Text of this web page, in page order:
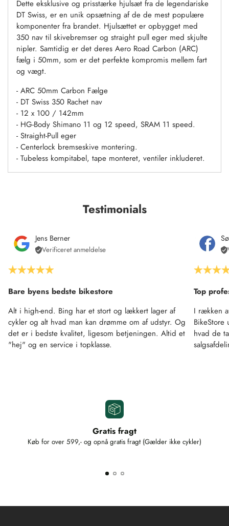
Dette eksklusive og prisstærke hjulsæt fra de legendariske
DT Swiss, er en unik opsætning af de de mest populære
komponenter fra brandet. Hjulsættet er opbygget med
350 nav til skivebremser og straight pull eger med skjulte
nipler. Samtidig er det deres Aero Road Carbon (ARC)
fælg i 50mm, som er det perfekte kompromis mellem fart
og vægt.
- ARC 50mm Carbon Fælge
- DT Swiss 350 Rachet nav
- 12 x 100 / 142mm
- HG-Body Shimano 11 og 12 speed, SRAM 11 speed.
- Straight-Pull eger
- Centerlock bremseskive montering.
- Tubeless kompitabel, tape monteret, ventiler inkluderet.
Testimonials
Jens Berner
Verificeret anmeldelse
Bare byens bedste bikestore
Alt i high-end. Bing har et stort og lækkert lager af
cykler og alt hvad man kan drømme om af udstyr. Og
det er i bedste kvalitet, ligesom betjeningen. Altid et
"hej" og en service i topklasse.
Top
I rækken
hvad de
Gratis fragt
Køb for over 599,- og opnå gratis fragt (Gælder ikke cykler)